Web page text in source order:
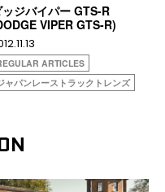
ッジバイパー GTS-R
VIPER GTS-R)
ARTICLES
ャパンレーストラックトレンズ